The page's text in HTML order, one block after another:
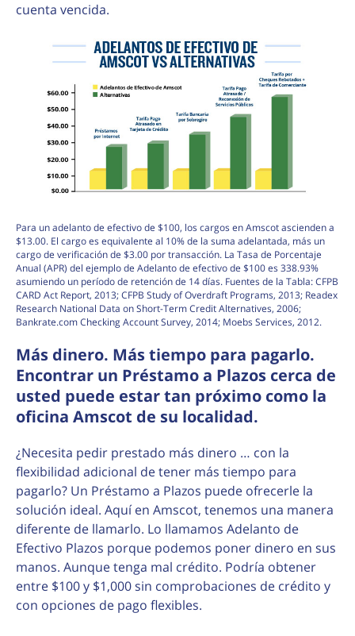
cuenta vencida.
Para un adelanto de efectivo de $100, los cargos en Amscot ascienden a
$13.00. El cargo es equivalente al 10% de la suma adelantada, más un
cargo de verificación de $3.00 por transacción. La Tasa de Porcentaje
Anual (APR) del ejemplo de Adelanto de efectivo de $100 es 338.93%
asumiendo un período de retención de 14 días. Fuentes de la Tabla: CFPB
CARD Act Report, 2013; CFPB Study of Overdraft Programs, 2013; Readex
Research National Data on Short-Term Credit Alternatives, 2006;
Bankrate.com Checking Account Survey, 2014; Moebs Services, 2012.
Más dinero. Más tiempo para pagarlo.
Encontrar un Préstamo a Plazos cerca de
usted puede estar tan próximo como la
oficina Amscot de su localidad.
¿Necesita pedir prestado más dinero … con la
flexibilidad adicional de tener más tiempo para
pagarlo? Un Préstamo a Plazos puede ofrecerle la
solución ideal. Aquí en Amscot, tenemos una manera
diferente de llamarlo. Lo llamamos Adelanto de
Efectivo Plazos porque podemos poner dinero en sus
manos. Aunque tenga mal crédito. Podría obtener
entre $100 y $1,000 sin comprobaciones de crédito y
con opciones de pago flexibles.